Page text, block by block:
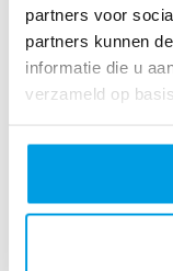
partners voor
partners kunnen
informatie die u
verzameld op
21,19
Hoi Maaike, veel